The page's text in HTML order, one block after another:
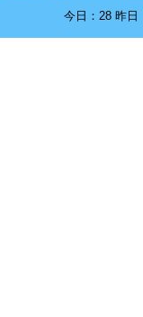
今日：28 昨日